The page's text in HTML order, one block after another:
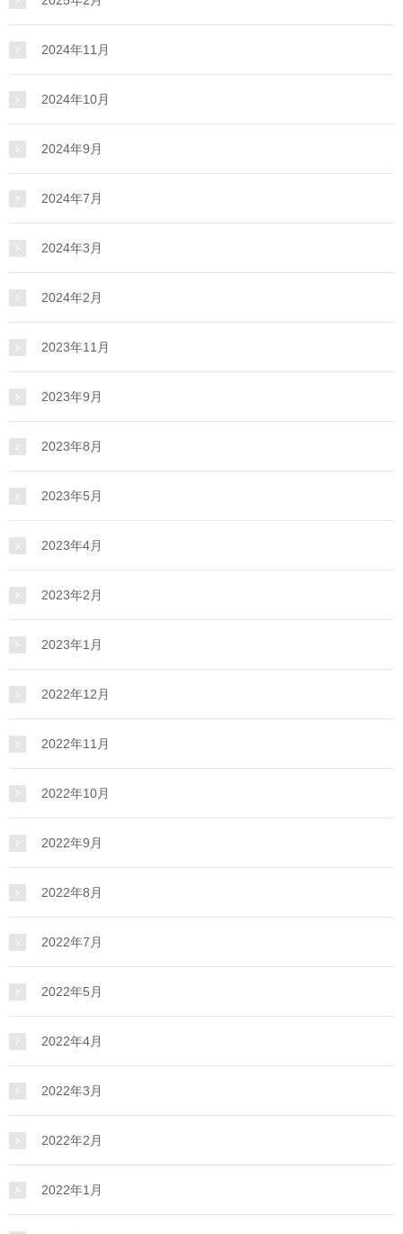
2024年11月
2024年10月
2024年9月
2024年7月
2024年3月
2024年2月
2023年11月
2023年9月
2023年8月
2023年5月
2023年4月
2023年2月
2023年1月
2022年12月
2022年11月
2022年10月
2022年9月
2022年8月
2022年7月
2022年5月
2022年4月
2022年3月
2022年2月
2022年1月